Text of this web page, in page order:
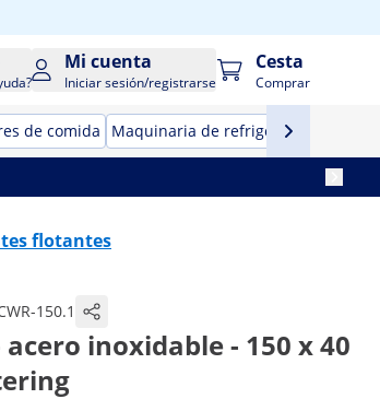
Mi cuenta
Iniciar sesión/registrarse
Cesta
Comprar
de comida Maquinaria de refrigeración para
flotantes
150.1
inoxidable - 150 x 40